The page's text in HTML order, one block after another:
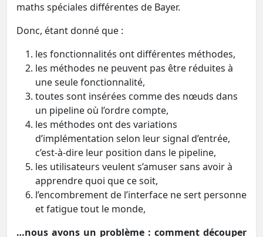
maths spéciales différentes de Bayer.
Donc, étant donné que :
les fonctionnalités ont différentes méthodes,
les méthodes ne peuvent pas être réduites à
une seule fonctionnalité,
toutes sont insérées comme des nœuds dans
un pipeline où l’ordre compte,
les méthodes ont des variations
d’implémentation selon leur signal d’entrée,
c’est-à-dire leur position dans le pipeline,
les utilisateurs veulent s’amuser sans avoir à
apprendre quoi que ce soit,
l’encombrement de l’interface ne sert personne
et fatigue tout le monde,
…nous avons un problème : comment découper